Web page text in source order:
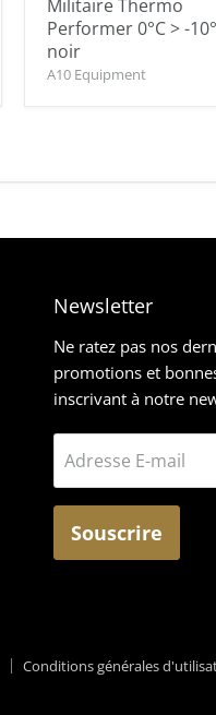
Militaire Thermo
Performer 0°C > -
noir
A10 Equipment
Newsletter
Ne ratez pas nos
promotions et
inscrivant à notre
Adresse E-mail
Souscrire
Conditions générales